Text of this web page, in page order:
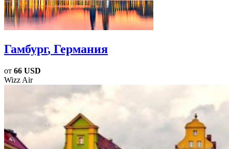
Гамбург, Германия
от 66 USD
Wizz Air